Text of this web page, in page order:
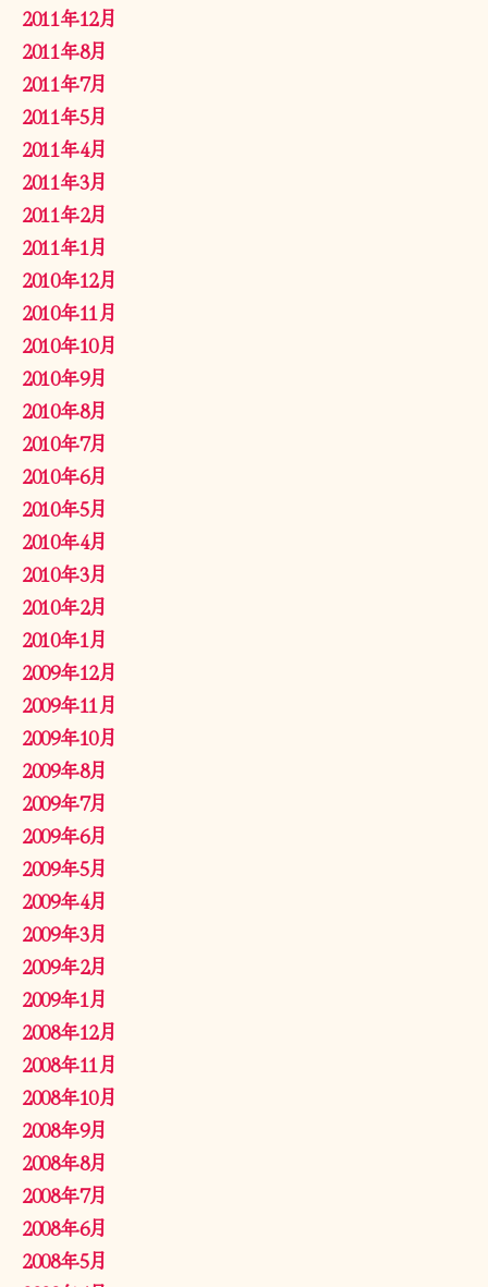
2011年12月
2011年8月
2011年7月
2011年5月
2011年4月
2011年3月
2011年2月
2011年1月
2010年12月
2010年11月
2010年10月
2010年9月
2010年8月
2010年7月
2010年6月
2010年5月
2010年4月
2010年3月
2010年2月
2010年1月
2009年12月
2009年11月
2009年10月
2009年8月
2009年7月
2009年6月
2009年5月
2009年4月
2009年3月
2009年2月
2009年1月
2008年12月
2008年11月
2008年10月
2008年9月
2008年8月
2008年7月
2008年6月
2008年5月